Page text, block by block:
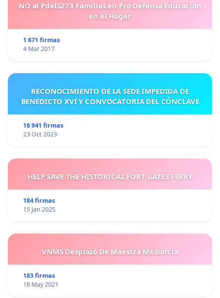
NO al PdelS273 Familias en Pro Defensa Educación
en el Hogar
1 671 firmas
4 Mar 2017
RECONOCIMIENTO DE LA SEDE IMPEDIDA DE
BENEDICTO XVI Y CONVOCATORIA DEL CÓNCLAVE
18 941 firmas
23 Oct 2023
HELP SAVE THE HISTORICAL FORT GATES FERRY
184 firmas
15 Jan 2025
VNMS Desplazó De Maestra Ms García
183 firmas
18 May 2021